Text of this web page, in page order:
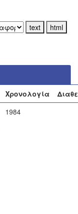
Χρονολογία
1984